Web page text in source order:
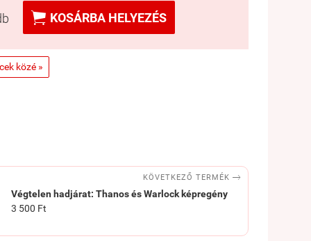
 KOSÁRBA HELYEZÉS
közé »
KÖVETKEZŐ TERMÉK 
Végtelen hadjárat: Thanos és Warlock képregény
3 500 Ft